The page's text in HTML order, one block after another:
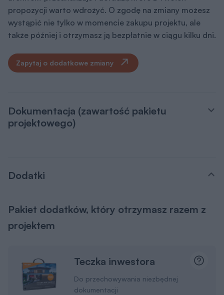
propozycji warto wdrożyć. O zgodę na zmiany możesz
wystąpić nie tylko w momencie zakupu projektu, ale
także później i otrzymasz ją bezpłatnie w ciągu kilku dni.
Zapytaj o dodatkowe zmiany
Dokumentacja (zawartość pakietu
projektowego)
Dodatki
Pakiet dodatków, który otrzymasz razem z
projektem
Teczka inwestora
Do przechowywania niezbędnej
dokumentacji